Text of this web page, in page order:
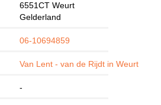
6551CT Weurt
Gelderland
06-10694859
Van Lent - van de Rijdt in Weurt
-